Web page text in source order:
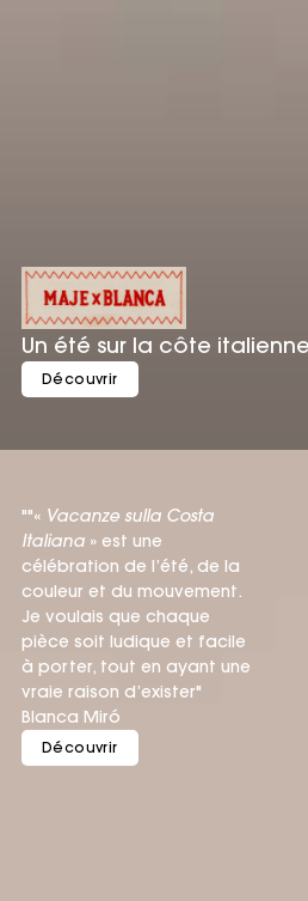
Un été sur la côte italienne
""« Vacanze sulla Costa
Italiana» est une
célébration de l’été, de la
couleur et du mouvement.
Je voulais que chaque
pièce soit ludique et facile
à porter, tout en ayant une
vraie raison d’exister"
Blanca Miró